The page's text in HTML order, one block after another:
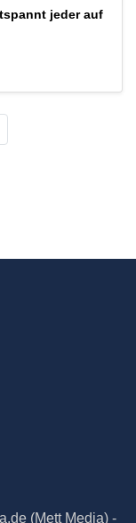
jeder auf
(Mett Media) -